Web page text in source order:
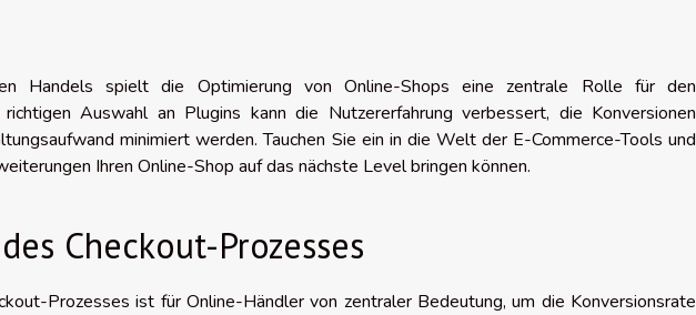
Handels spielt die Optimierung von Online-Shops eine zentrale Rolle für den
Auswahl an Plugins kann die Nutzererfahrung verbessert, die Konversionen
minimiert werden. Tauchen Sie ein in die Welt der E-Commerce-Tools und
Ihren Online-Shop auf das nächste Level bringen können.
Checkout-Prozesses
Prozesses ist für Online-Händler von zentraler Bedeutung, um die Konversionsrate